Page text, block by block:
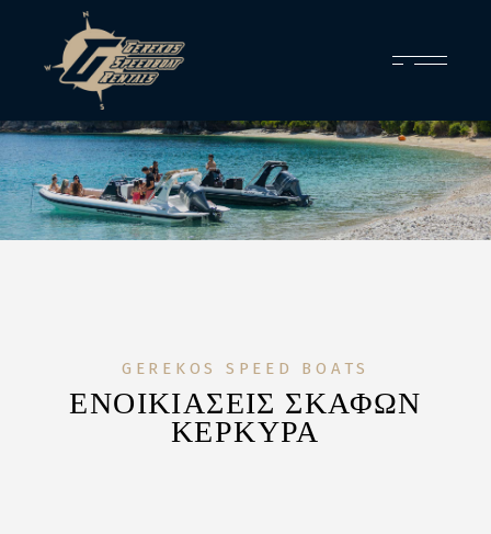
GEREKOS SPEED BOATS
ΕΝΟΙΚΙΑΣΕΙΣ ΣΚΑΦΩΝ
ΚΕΡΚΥΡΑ